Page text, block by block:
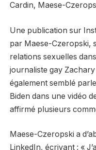
Cardin, Maese-
Une publication sur
par Maese-Czeropski,
relations sexuelles
journaliste gay Zachary
également semblé
Biden dans une vidéo
affirmé plusieurs
Maese-Czeropski a
LinkedIn, écrivant : «